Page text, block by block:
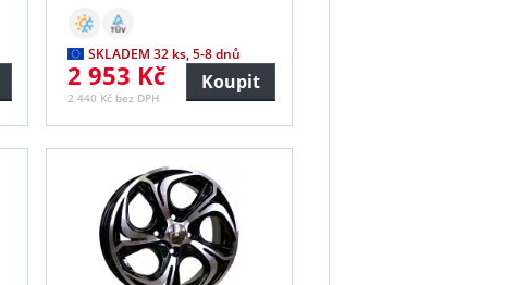
SKLADEM 32 ks, 5-8 dnů
2 953 Kč
2 440 Kč bez DPH
Koupit